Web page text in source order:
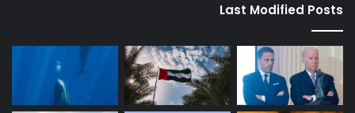
Last Modified Posts